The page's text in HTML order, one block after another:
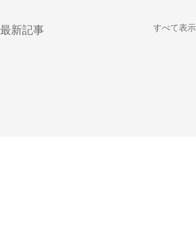
最新記事 すべて表示